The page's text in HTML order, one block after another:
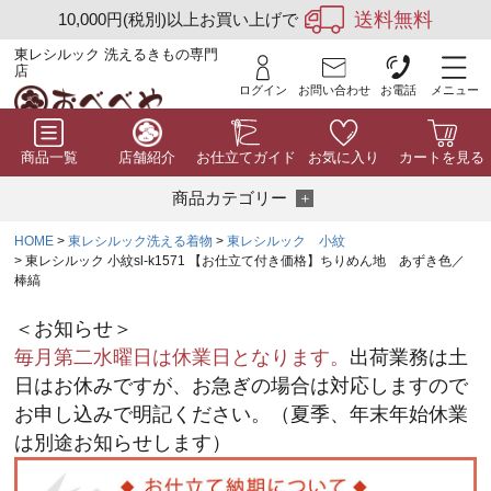
10,000円(税別)以上お買い上げで 送料無料
東レシルック 洗えるきもの専門
店
ログイン お問い合わせ お電話 メニュー
商品一覧 店舗紹介 お仕立てガイド お気に入り カートを見る
商品カテゴリー
HOME 東レシルック洗える着物
東レシルック 小紋
東レシルック 小紋sl-k1571 【お仕立て付き価格】ちりめん地 あずき色／
棒縞
＜お知らせ＞
毎月第二水曜日は休業日となります。 出荷業務は土
日はお休みですが、お急ぎの場合は対応しますので
お申し込みで明記ください。（夏季、年末年始休業
は別途お知らせします）